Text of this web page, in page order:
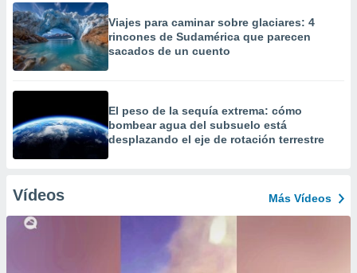
Viajes para caminar sobre glaciares: 4
rincones de Sudamérica que parecen
sacados de un cuento
El peso de la sequía extrema: cómo
bombear agua del subsuelo está
desplazando el eje de rotación terrestre
Vídeos Más Vídeos